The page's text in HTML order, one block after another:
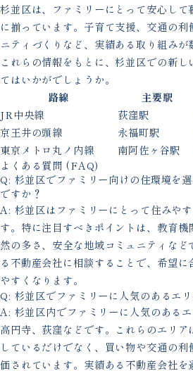
杉並区は、ファミリーにとって安心して
に揃っています。子育て支援、交通の利
ニティづくりなど、実績ある取り組みが
これらの情報をもとに、杉並区での新
てはいかがでしょうか。
路線
主要駅
JR中央線
荻窪駅
京王井の頭線
永福町駅
東京メトロ丸ノ内線
南阿佐ヶ谷駅
よくある質問 (FAQ)
Q: 杉並区でファミリー向けの住環境を
ですか？
A: 杉並区はファミリーにとって住みや
す。特に注目すべきポイントは、教育機
然の多さ、安全な地域コミュニティなど
る不動産会社に相談することで、希望に
やすくなります。
Q: 杉並区でファミリーに人気のあるエ
A: 杉並区内でファミリーに人気のあるエ
高円寺、荻窪などです。これらのエリア
しているだけでなく、買い物や交通の
価されています。実績ある不動産会社を